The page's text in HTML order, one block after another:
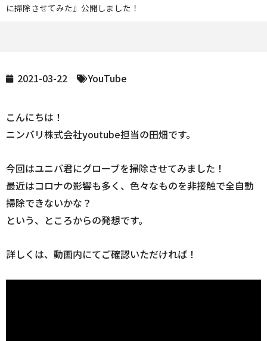
に掃除させてみた』公開しました！
2021-03-22 YouTube
こんにちは！
ニンバリ株式会社youtube担当の田畑です。
今回はユニバ君にグローブを掃除させてみました！
最近はコロナの影響も多く、色々なものを非接触で全自動
掃除できないかな？
という、ところからの発想です。
詳しくは、動画内にてご確認いただければ！